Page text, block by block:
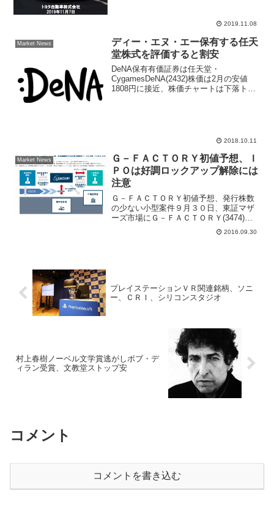
5888億円を上回るポジティブな内容。...
2019.11.08
Market News
ディー・エヌ・エー保有する任天
堂株式を評価すると割安
DeNA保有有価証券は任天堂・
CygamesDeNA(2432)株価は2月の安値
1808円に接近、株価チャートは下落トレ
2018.10.11
Market News
Ｇ－ＦＡＣＴＯＲＹ初値予想、Ｉ
ＰＯは好調ロックアップ解除には
注意
Ｇ－ＦＡＣＴＯＲＹ初値予想、発行株数
の少ない小型案件９月３０日、東証マザ
ーズ市場にＧ－ＦＡＣＴＯＲＹ(3474)が
新規上場する。店舗出店の経営コンサル
ティング、物件情報サポート、内装設備
2016.09.30
プレイステーションＶＲ関連銘柄、ソニ
ー、ＣＲＩ、シリコンスタジオ
村上春樹ノーベル文学賞逃がしボブ・デ
ィラン受賞、文教堂ストップ安
コメント
コメントを書き込む